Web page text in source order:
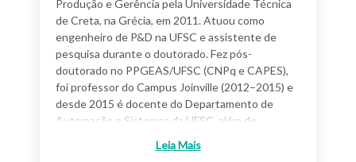
Produção e Gerência pela Universidade Técnica
de Creta, na Grécia, em 2011. Atuou como
engenheiro de P&D na UFSC e assistente de
pesquisa durante o doutorado. Fez pós-
doutorado no PPGEAS/UFSC (CNPq e CAPES),
foi professor do Campus Joinville (2012–2015) e
desde 2015 é docente do Departamento de
Automação e Sistemas da UFSC, além de
graduação. Participa ativamente de pesquisas em
Leia Mais